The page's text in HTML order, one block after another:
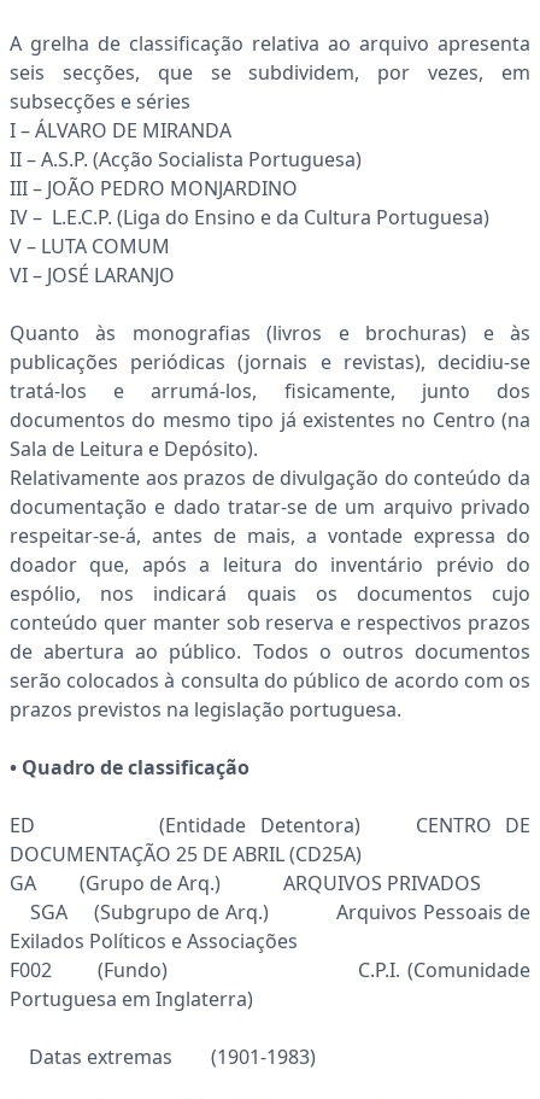
A grelha de classificação relativa ao arquivo apresenta
seis secções, que se subdividem, por vezes, em
subsecções e séries
I – ÁLVARO DE MIRANDA
II – A.S.P. (Acção Socialista Portuguesa)
III – JOÃO PEDRO MONJARDINO
IV – L.E.C.P. (Liga do Ensino e da Cultura Portuguesa)
V – LUTA COMUM
VI – JOSÉ LARANJO
Quanto às monografias (livros e brochuras) e às
publicações periódicas (jornais e revistas), decidiu-se
tratá-los e arrumá-los, fisicamente, junto dos
documentos do mesmo tipo já existentes no Centro (na
Sala de Leitura e Depósito).
Relativamente aos prazos de divulgação do conteúdo da
documentação e dado tratar-se de um arquivo privado
respeitar-se-á, antes de mais, a vontade expressa do
doador que, após a leitura do inventário prévio do
espólio, nos indicará quais os documentos cujo
conteúdo quer manter sob reserva e respectivos prazos
de abertura ao público. Todos o outros documentos
serão colocados à consulta do público de acordo com os
prazos previstos na legislação portuguesa.
• Quadro de classificação
ED (Entidade Detentora) CENTRO DE
DOCUMENTAÇÃO 25 DE ABRIL (CD25A)
GA (Grupo de Arq.) ARQUIVOS PRIVADOS
SGA (Subgrupo de Arq.) Arquivos Pessoais de
Exilados Políticos e Associações
F002 (Fundo) C.P.I. (Comunidade
Portuguesa em Inglaterra)
Datas extremas (1901-1983)